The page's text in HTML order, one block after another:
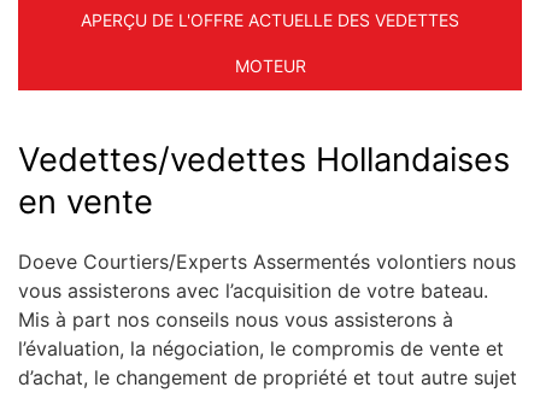
APERÇU DE L'OFFRE ACTUELLE DES VEDETTES
MOTEUR
Vedettes/vedettes Hollandaises
en vente
Doeve Courtiers/Experts Assermentés volontiers nous
vous assisterons avec l’acquisition de votre bateau.
Mis à part nos conseils nous vous assisterons à
l’évaluation, la négociation, le compromis de vente et
d’achat, le changement de propriété et tout autre sujet